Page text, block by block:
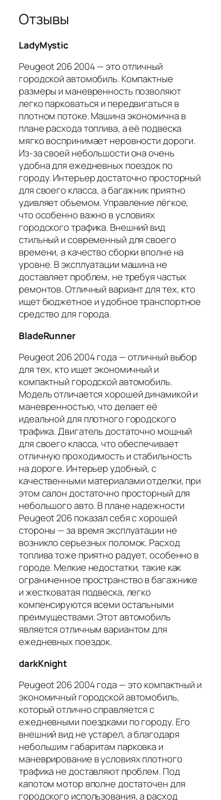
Отзывы
LadyMystic
Peugeot 206 2004 — это отличный
городской автомобиль. Компактные
размеры и маневренность позволяют
легко парковаться и передвигаться в
плотном потоке. Машина экономична в
плане расхода топлива, а её подвеска
мягко воспринимает неровности дороги.
Из-за своей небольшости она очень
удобна для ежедневных поездок по
городу. Интерьер достаточно просторный
для своего класса, а багажник приятно
удивляет объемом. Управление лёгкое,
что особенно важно в условиях
городского трафика. Внешний вид
стильный и современный для своего
времени, а качество сборки вполне на
уровне. В эксплуатации машина не
доставляет проблем, не требуя частых
ремонтов. Отличный вариант для тех, кто
ищет бюджетное и удобное транспортное
средство для города.
BladeRunner
Peugeot 206 2004 года — отличный выбор
для тех, кто ищет экономичный и
компактный городской автомобиль.
Модель отличается хорошей динамикой и
маневренностью, что делает её
идеальной для плотного городского
трафика. Двигатель достаточно мощный
для своего класса, что обеспечивает
отличную проходимость и стабильность
на дороге. Интерьер удобный, с
качественными материалами отделки, при
этом салон достаточно просторный для
небольшого авто. В плане надежности
Peugeot 206 показал себя с хорошей
стороны — за время эксплуатации не
возникло серьезных поломок. Расход
топлива тоже приятно радует, особенно в
городе. Мелкие недостатки, такие как
ограниченное пространство в багажнике
и жестковатая подвеска, легко
компенсируются всеми остальными
преимуществами. Этот автомобиль
является отличным вариантом для
ежедневных поездок.
darkKnight
Peugeot 206 2004 года — это компактный и
экономичный городской автомобиль,
который отлично справляется с
ежедневными поездками по городу. Его
внешний вид не устарел, а благодаря
небольшим габаритам парковка и
маневрирование в условиях плотного
трафика не доставляют проблем. Под
капотом мотор вполне достаточен для
городского использования, а расход